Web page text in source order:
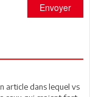
Envoyer
article dans lequel vs